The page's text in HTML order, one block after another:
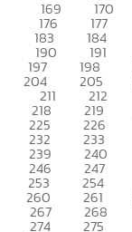
169 170
176 177
183 184
190 191
197 198
204 205
211 212
218 219
225 226
232 233
239 240
246 247
253 254
260 261
267 268
274 275